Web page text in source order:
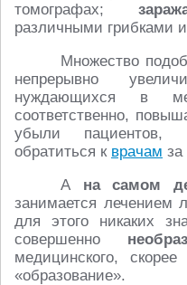
томографах;
различными грибками
Множество
непрерывно
нуждающихся в
соответственно,
убыли пациентов,
обратиться к врачам
А на самом
занимается лечением
для этого никаких
совершенно
медицинского,
«образование».